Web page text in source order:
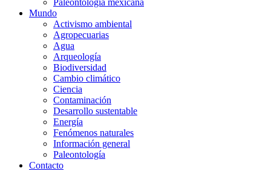
Paleontología mexicana
Mundo
Activismo ambiental
Agropecuarias
Agua
Arqueología
Biodiversidad
Cambio climático
Ciencia
Contaminación
Desarrollo sustentable
Energía
Fenómenos naturales
Información general
Paleontología
Contacto